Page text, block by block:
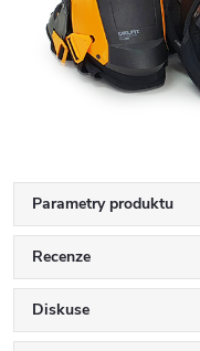
Parametry produktu
Recenze
Diskuse